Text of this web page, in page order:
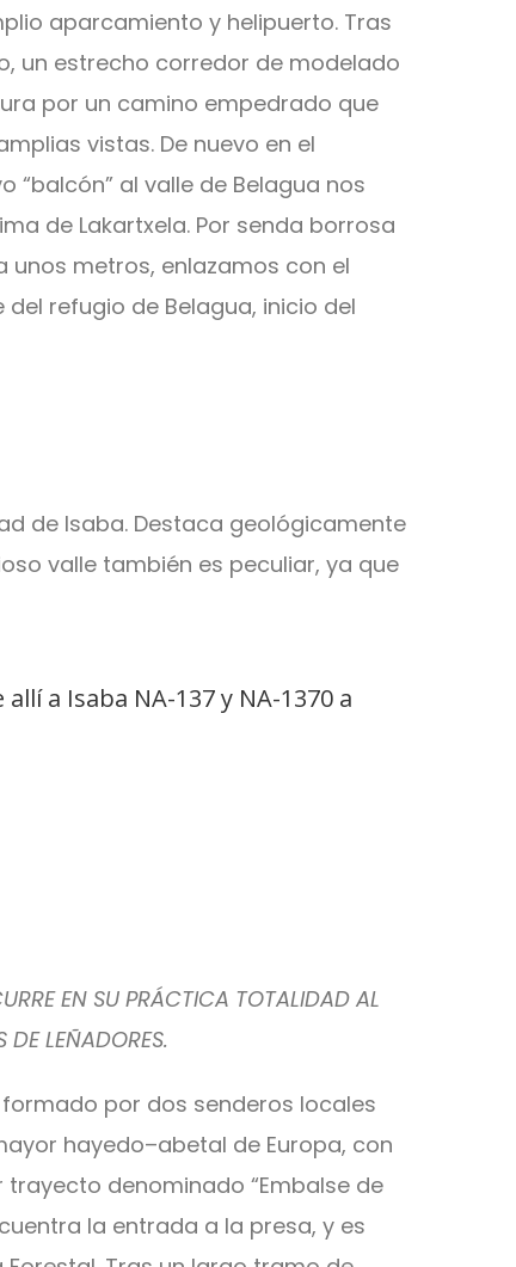
aparcamiento y helipuerto. Tras
un estrecho corredor de modelado
por un camino empedrado que
vistas. De nuevo en el
al valle de Belagua nos
de Lakartxela. Por senda borrosa
unos metros, enlazamos con el
refugio de Belagua, inicio del
de Isaba. Destaca geológicamente
valle también es peculiar, ya que
a Isaba NA-137 y NA-1370 a
EN SU PRÁCTICA TOTALIDAD AL
LEÑADORES.
por dos senderos locales
hayedo–abetal de Europa, con
trayecto denominado “Embalse de
la entrada a la presa, y es